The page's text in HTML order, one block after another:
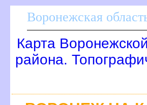
оронежская
Карта
района.